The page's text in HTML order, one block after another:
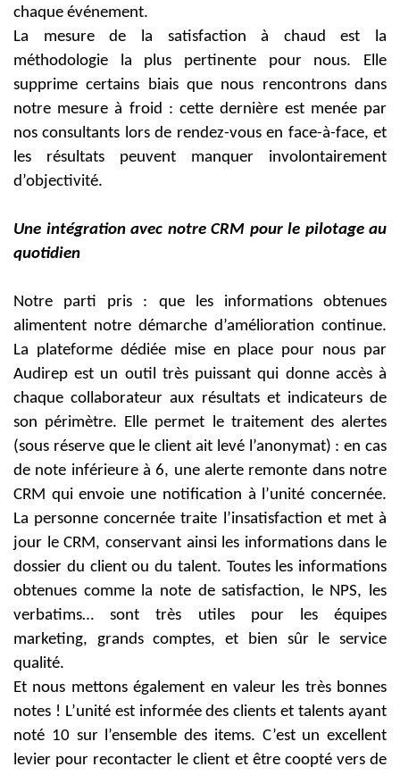
chaque événement.
La mesure de la satisfaction à chaud est la
méthodologie la plus pertinente pour nous. Elle
supprime certains biais que nous rencontrons dans
notre mesure à froid : cette dernière est menée par
nos consultants lors de rendez-vous en face-à-face, et
les résultats peuvent manquer involontairement
d’objectivité.
Une intégration avec notre CRM pour le pilotage au
quotidien
Notre parti pris : que les informations obtenues
alimentent notre démarche d’amélioration continue.
La plateforme dédiée mise en place pour nous par
Audirep est un outil très puissant qui donne accès à
chaque collaborateur aux résultats et indicateurs de
son périmètre. Elle permet le traitement des alertes
(sous réserve que le client ait levé l’anonymat) : en cas
de note inférieure à 6, une alerte remonte dans notre
CRM qui envoie une notification à l’unité concernée.
La personne concernée traite l’insatisfaction et met à
jour le CRM, conservant ainsi les informations dans le
dossier du client ou du talent. Toutes les informations
obtenues comme la note de satisfaction, le NPS, les
verbatims… sont très utiles pour les équipes
marketing, grands comptes, et bien sûr le service
qualité.
Et nous mettons également en valeur les très bonnes
notes ! L’unité est informée des clients et talents ayant
noté 10 sur l’ensemble des items. C’est un excellent
levier pour recontacter le client et être coopté vers de